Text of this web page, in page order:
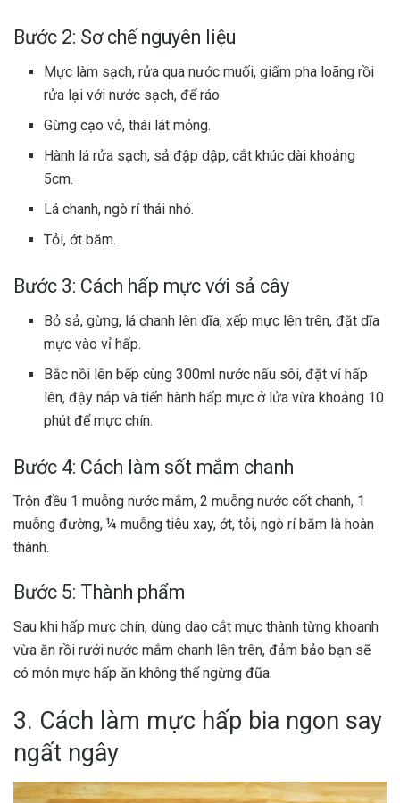
Bước 2: Sơ chế nguyên liệu
Mực làm sạch, rửa qua nước muối, giấm pha loãng rồi
rửa lại với nước sạch, để ráo.
Gừng cạo vỏ, thái lát mỏng.
Hành lá rửa sạch, sả đập dập, cắt khúc dài khoảng
5cm.
Lá chanh, ngò rí thái nhỏ.
Tỏi, ớt băm.
Bước 3: Cách hấp mực với sả cây
Bỏ sả, gừng, lá chanh lên dĩa, xếp mực lên trên, đặt dĩa
mực vào vỉ hấp.
Bắc nồi lên bếp cùng 300ml nước nấu sôi, đặt vỉ hấp
lên, đậy nắp và tiến hành hấp mực ở lửa vừa khoảng 10
phút để mực chín.
Bước 4: Cách làm sốt mắm chanh
Trộn đều 1 muỗng nước mắm, 2 muỗng nước cốt chanh, 1
muỗng đường, ¼ muỗng tiêu xay, ớt, tỏi, ngò rí băm là hoàn
thành.
Bước 5: Thành phẩm
Sau khi hấp mực chín, dùng dao cắt mực thành từng khoanh
vừa ăn rồi rưới nước mắm chanh lên trên, đảm bảo bạn sẽ
có món mực hấp ăn không thể ngừng đũa.
3. Cách làm mực hấp bia ngon say
ngất ngây